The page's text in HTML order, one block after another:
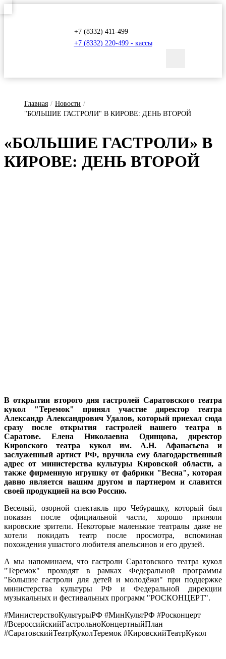
+7 (8332) 411-499
+7 (8332) 220-499 - кассы
Главная / Новости /
"БОЛЬШИЕ ГАСТРОЛИ" В КИРОВЕ: ДЕНЬ ВТОРОЙ
«БОЛЬ­ШИЕ ГАС­ТРО­ЛИ» В
КИ­РО­ВЕ: ДЕНЬ ВТО­РОЙ
В открытии второго дня гастролей Саратовского театра
кукол "Теремок" принял участие директор театра
Александр Александрович Удалов, который приехал сюда
сразу после открытия гастролей нашего театра в
Саратове. Елена Николаевна Одинцова, директор
Кировского театра кукол им. А.Н. Афанасьева и
заслуженный артист РФ, вручила ему благодарственный
адрес от министерства культуры Кировской области, а
также фирменную игрушку от фабрики "Весна", которая
давно является нашим другом и партнером и славится
своей продукцией на всю Россию.
Веселый, озорной спектакль про Чебурашку, который был
показан после официальной части, хорошо приняли
кировские зрители. Некоторые маленькие театралы даже не
хотели покидать театр после просмотра, вспоминая
похождения ушастого любителя апельсинов и его друзей.
А мы напоминаем, что гастроли Саратовского театра кукол
"Теремок" проходят в рамках Федеральной программы
"Большие гастроли для детей и молодёжи" при поддержке
министерства культуры РФ и Федеральной дирекции
музыкальных и фестивальных программ "РОСКОНЦЕРТ".
#МинистерствоКультурыРФ #МинКультРФ #Росконцерт
#ВсероссийскийГастрольноКонцертныйПлан
#СаратовскийТеатрКуколТеремок #КировскийТеатрКукол